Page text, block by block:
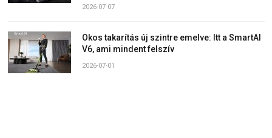
2026-07-07
Okos takarítás új szintre emelve: Itt a SmartAI
V6, ami mindent felszív
2026-07-01